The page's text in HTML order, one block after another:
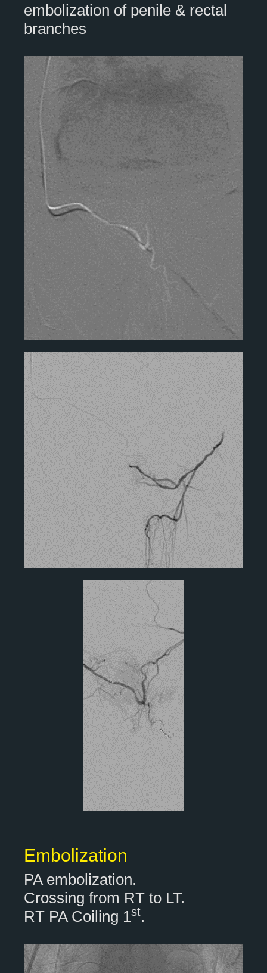
embolization of penile & rectal
branches
Embolization
PA embolization.
Crossing from RT to LT.
RT PA Coiling 1st.